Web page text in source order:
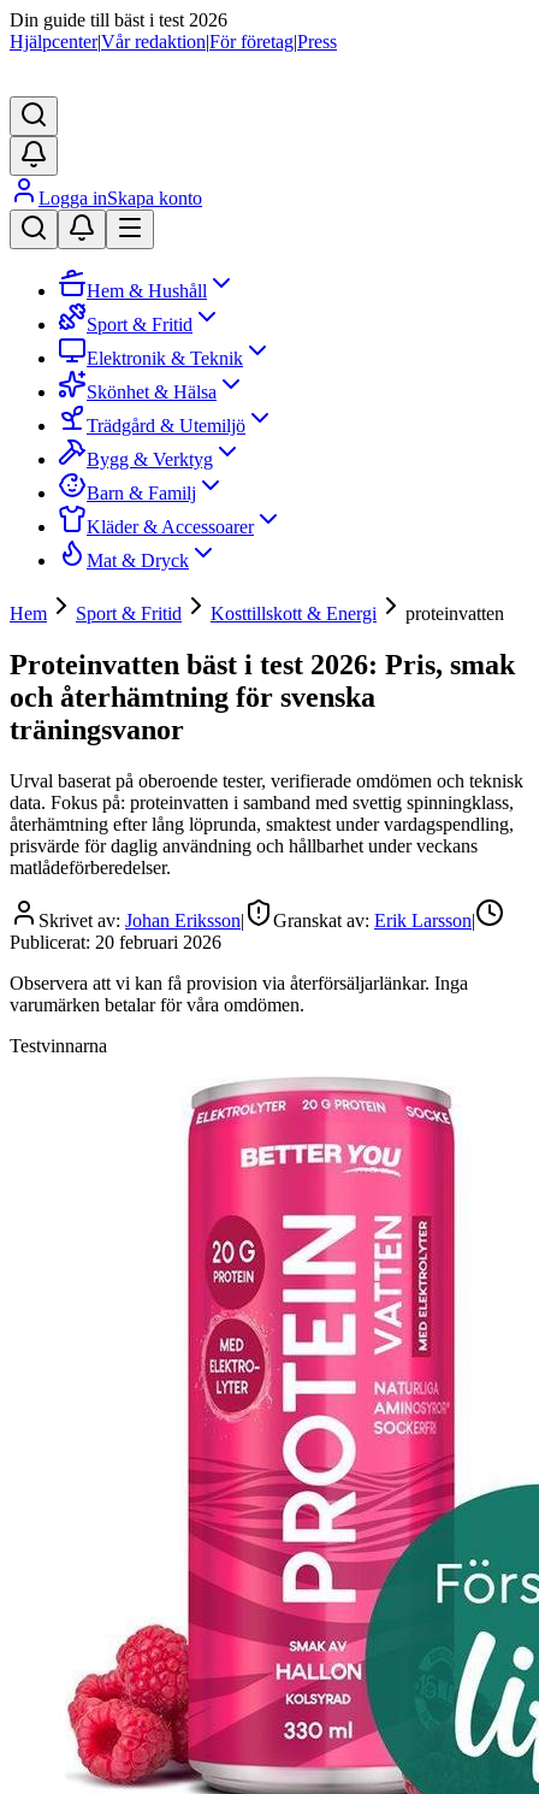
Din guide till bäst i test 2026
Hjälpcenter|Vår redaktion|För företag|Press
Logga inSkapa konto
Hem & Hushåll
Sport & Fritid
Elektronik & Teknik
Skönhet & Hälsa
Trädgård & Utemiljö
Bygg & Verktyg
Barn & Familj
Kläder & Accessoarer
Mat & Dryck
Hem Sport & Fritid Kosttillskott & Energi proteinvatten
Proteinvatten bäst i test 2026: Pris, smak
och återhämtning för svenska
träningsvanor
Urval baserat på oberoende tester, verifierade omdömen och teknisk
data. Fokus på: proteinvatten i samband med svettig spinningklass,
återhämtning efter lång löprunda, smaktest under vardagspendling,
prisvärde för daglig användning och hållbarhet under veckans
matlådeförberedelser.
Skrivet av: Johan Eriksson| Granskat av: Erik Larsson|
Publicerat: 20 februari 2026
Observera att vi kan få provision via återförsäljarlänkar. Inga
varumärken betalar för våra omdömen.
Testvinnarna